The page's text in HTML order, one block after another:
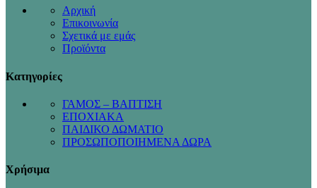
Αρχική
Επικοινωνία
Σχετικά με εμάς
Προϊόντα
Κατηγορίες
ΓΑΜΟΣ – ΒΑΠΤΙΣΗ
ΕΠΟΧΙΑΚΑ
ΠΑΙΔΙΚΟ ΔΩΜΑΤΙΟ
ΠΡΟΣΩΠΟΠΟΙΗΜΕΝΑ ΔΩΡΑ
Χρήσιμα